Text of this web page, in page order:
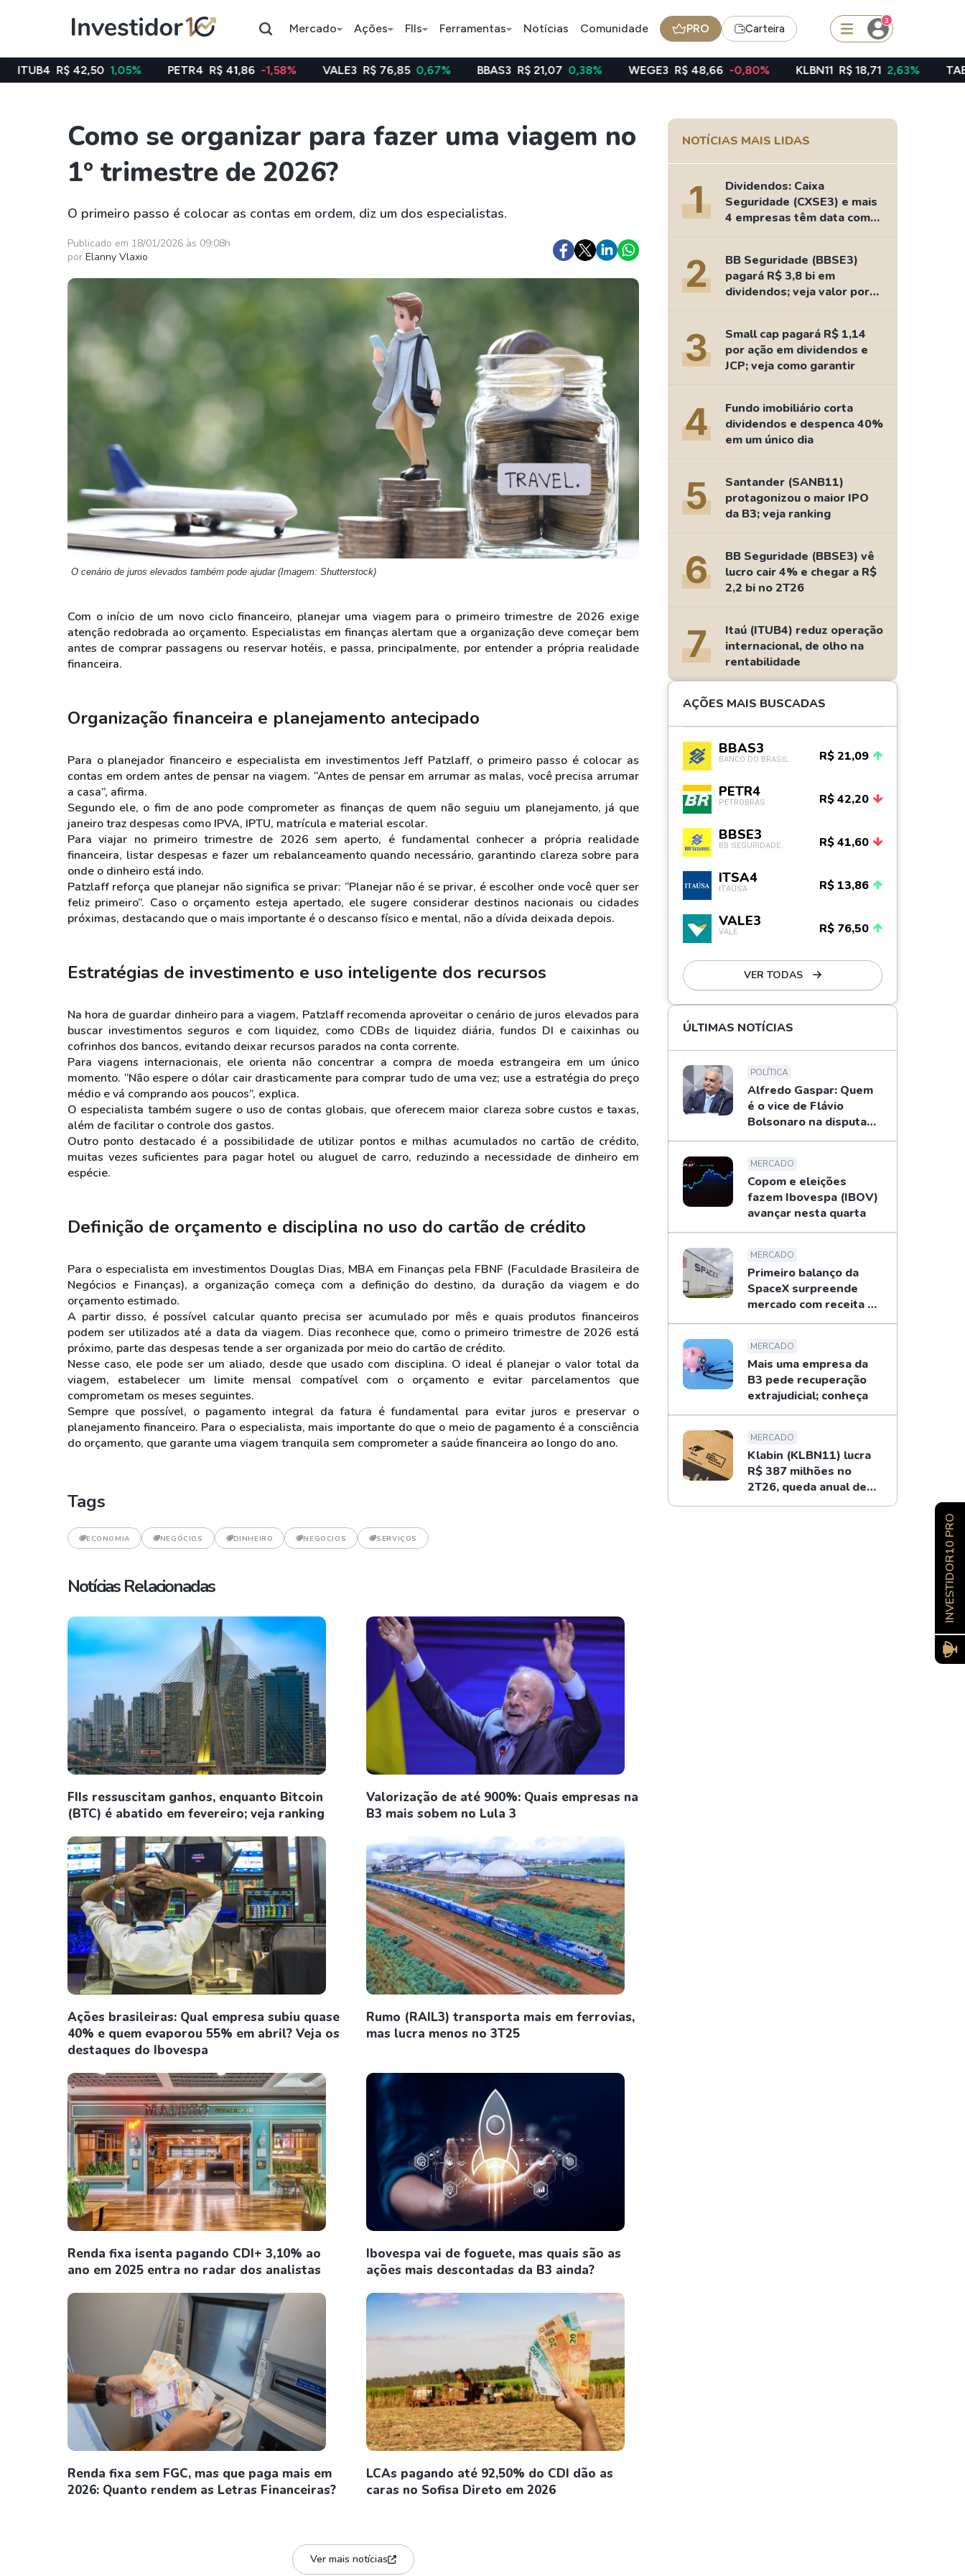
Mercado Ações FIIs Ferramentas Notícias Comunidade PRO Carteira
3
Assuntos do momento
Índice
Ibovespa
Commodity
Petróleo SpaceX
Taesa
Itausa
Weg
Klabin
RECR11
KNRI11
IVVB11
SMAL11
GOLD11
XINA11
Ver todos
Apple
Coca-Cola
Ver todos
Criptomoedas
Bitcoin
Ethereum
Cardano
Ver todos
Ideias
Agenda de Dividendos
Radar do Dividendo Inteligente
As Ações Mais Buscadas
Guia do Iniciante
1,05% PETR4 R$ 41,86 -1,58% VALE3 R$ 76,85 0,67% BBAS3 R$ 21,07 0,38% WEGE3 R$ 48,66 -0,80% KLBN11 R$ 18,71 2,63% TAEE11 R$ 40,06
Como se organizar para fazer uma viagem no
1º trimestre de 2026?
O primeiro passo é colocar as contas em ordem, diz um dos especialistas.
Publicado em 18/01/2026 às 09:08h
por Elanny Vlaxio
O cenário de juros elevados também pode ajudar (Imagem: Shutterstock)
Com o início de um novo ciclo financeiro, planejar uma viagem para o primeiro trimestre de 2026 exige
atenção redobrada ao orçamento. Especialistas em finanças alertam que a organização deve começar bem
antes de comprar passagens ou reservar hotéis, e passa, principalmente, por entender a própria realidade
financeira.
Organização financeira e planejamento antecipado
Para o planejador financeiro e especialista em investimentos Jeff Patzlaff, o primeiro passo é colocar as
contas em ordem antes de pensar na viagem. “Antes de pensar em arrumar as malas, você precisa arrumar
a casa”, afirma.
Segundo ele, o fim de ano pode comprometer as finanças de quem não seguiu um planejamento, já que
janeiro traz despesas como IPVA, IPTU, matrícula e material escolar.
Para viajar no primeiro trimestre de 2026 sem aperto, é fundamental conhecer a própria realidade
financeira, listar despesas e fazer um rebalanceamento quando necessário, garantindo clareza sobre para
onde o dinheiro está indo.
Patzlaff reforça que planejar não significa se privar: “Planejar não é se privar, é escolher onde você quer ser
feliz primeiro”. Caso o orçamento esteja apertado, ele sugere considerar destinos nacionais ou cidades
próximas, destacando que o mais importante é o descanso físico e mental, não a dívida deixada depois.
Estratégias de investimento e uso inteligente dos recursos
Na hora de guardar dinheiro para a viagem, Patzlaff recomenda aproveitar o cenário de juros elevados para
buscar investimentos seguros e com liquidez, como CDBs de liquidez diária, fundos DI e caixinhas ou
cofrinhos dos bancos, evitando deixar recursos parados na conta corrente.
Para viagens internacionais, ele orienta não concentrar a compra de moeda estrangeira em um único
momento. “Não espere o dólar cair drasticamente para comprar tudo de uma vez; use a estratégia do preço
médio e vá comprando aos poucos”, explica.
O especialista também sugere o uso de contas globais, que oferecem maior clareza sobre custos e taxas,
além de facilitar o controle dos gastos.
Outro ponto destacado é a possibilidade de utilizar pontos e milhas acumulados no cartão de crédito,
muitas vezes suficientes para pagar hotel ou aluguel de carro, reduzindo a necessidade de dinheiro em
espécie.
Definição de orçamento e disciplina no uso do cartão de crédito
Para o especialista em investimentos Douglas Dias, MBA em Finanças pela FBNF (Faculdade Brasileira de
Negócios e Finanças), a organização começa com a definição do destino, da duração da viagem e do
orçamento estimado.
A partir disso, é possível calcular quanto precisa ser acumulado por mês e quais produtos financeiros
podem ser utilizados até a data da viagem. Dias reconhece que, como o primeiro trimestre de 2026 está
próximo, parte das despesas tende a ser organizada por meio do cartão de crédito.
Nesse caso, ele pode ser um aliado, desde que usado com disciplina. O ideal é planejar o valor total da
viagem, estabelecer um limite mensal compatível com o orçamento e evitar parcelamentos que
comprometam os meses seguintes.
Sempre que possível, o pagamento integral da fatura é fundamental para evitar juros e preservar o
planejamento financeiro. Para o especialista, mais importante do que o meio de pagamento é a consciência
do orçamento, que garante uma viagem tranquila sem comprometer a saúde financeira ao longo do ano.
Tags
ECONOMIA NEGÓCIOS DINHEIRO NEGOCIOS SERVIÇOS
Notícias Relacionadas
FIIs ressuscitam ganhos, enquanto Bitcoin
(BTC) é abatido em fevereiro; veja ranking
Valorização de até 900%: Quais empresas na
B3 mais sobem no Lula 3
Ações brasileiras: Qual empresa subiu quase
40% e quem evaporou 55% em abril? Veja os
destaques do Ibovespa
Rumo (RAIL3) transporta mais em ferrovias,
mas lucra menos no 3T25
Renda fixa isenta pagando CDI+ 3,10% ao
ano em 2025 entra no radar dos analistas
Ibovespa vai de foguete, mas quais são as
ações mais descontadas da B3 ainda?
Renda fixa sem FGC, mas que paga mais em
2026: Quanto rendem as Letras Financeiras?
LCAs pagando até 92,50% do CDI dão as
caras no Sofisa Direto em 2026
Ver mais notícias
NOTÍCIAS MAIS LIDAS
1
Dividendos: Caixa
Seguridade (CXSE3) e mais
4 empresas têm data com
nesta 2ª feira
2
BB Seguridade (BBSE3)
pagará R$ 3,8 bi em
dividendos; veja valor por
ação
3
Small cap pagará R$ 1,14
por ação em dividendos e
JCP; veja como garantir
4
Fundo imobiliário corta
dividendos e despenca 40%
em um único dia
5
Santander (SANB11)
protagonizou o maior IPO
da B3; veja ranking
6
BB Seguridade (BBSE3) vê
lucro cair 4% e chegar a R$
2,2 bi no 2T26
7
Itaú (ITUB4) reduz operação
internacional, de olho na
rentabilidade
AÇÕES MAIS BUSCADAS
BBAS3
BANCO DO BRASIL R$ 21,09
PETR4
PETROBRAS R$ 42,20
BBSE3
BB SEGURIDADE R$ 41,60
ITSA4
ITAÚSA R$ 13,86
VALE3
VALE R$ 76,50
VER TODAS
ÚLTIMAS NOTÍCIAS
POLÍTICA
Alfredo Gaspar: Quem
é o vice de Flávio
Bolsonaro na disputa
pela Presidência
MERCADO
Copom e eleições
fazem Ibovespa (IBOV)
avançar nesta quarta
MERCADO
Primeiro balanço da
SpaceX surpreende
mercado com receita de
US$ 7,8 bilhões
MERCADO
Mais uma empresa da
B3 pede recuperação
extrajudicial; conheça
MERCADO
Klabin (KLBN11) lucra
R$ 387 milhões no
2T26, queda anual de
34%
INVESTIDOR10 PRO